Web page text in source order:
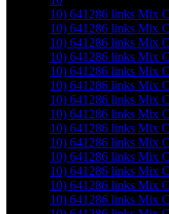
10) 641286 links Mix
10) 641286 links Mix
10) 641286 links Mix
10) 641286 links Mix
10) 641286 links Mix
10) 641286 links Mix
10) 641286 links Mix
10) 641286 links Mix
10) 641286 links Mix
10) 641286 links Mix
10) 641286 links Mix
10) 641286 links Mix
10) 641286 links Mix
10) 641286 links Mix